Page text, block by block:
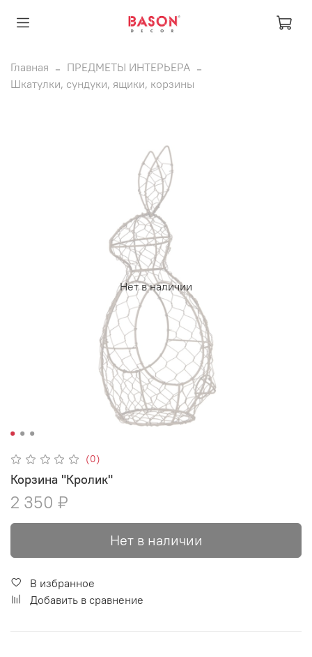
Главная
ПРЕДМЕТЫ ИНТЕРЬЕРА
Шкатулки, сундуки, ящики, корзины
Нет в наличии
(0)
Корзина "Кролик"
2 350 ₽
Нет в наличии
В избранное
Добавить в сравнение